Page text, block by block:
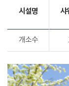
시설명 샤
개소수